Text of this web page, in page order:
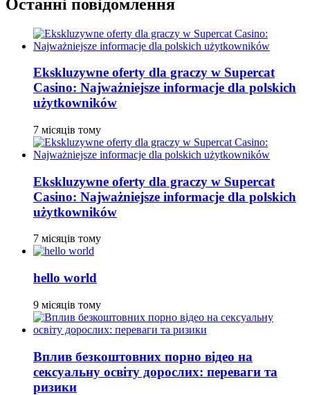
Останні повідомлення
Ekskluzywne oferty dla graczy w Supercat
Casino: Najważniejsze informacje dla polskich
użytkowników
7 місяців тому
Ekskluzywne oferty dla graczy w Supercat
Casino: Najważniejsze informacje dla polskich
użytkowników
7 місяців тому
hello world
9 місяців тому
Вплив безкоштовних порно відео на
сексуальну освіту дорослих: переваги та
ризики